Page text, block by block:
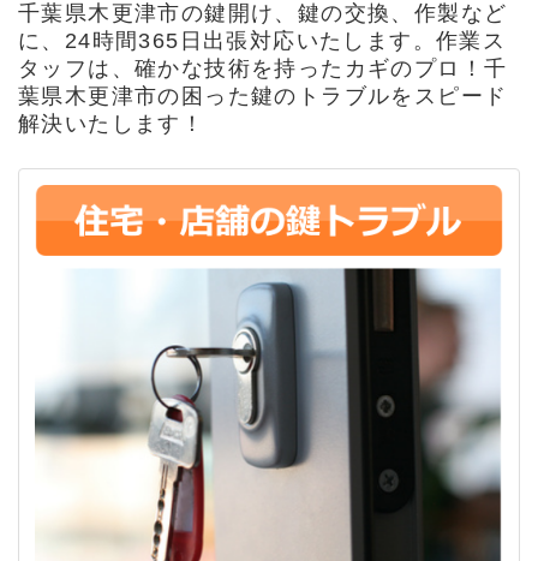
千葉県木更津市の鍵開け、鍵の交換、作製など
に、24時間365日出張対応いたします。作業ス
タッフは、確かな技術を持ったカギのプロ！千
葉県木更津市の困った鍵のトラブルをスピード
解決いたします！